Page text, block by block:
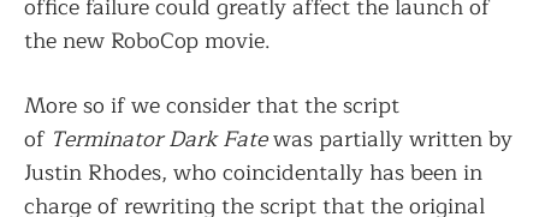
the new RoboCop movie.
More so if we consider that the script
of Terminator Dark Fatewas partially written by
Justin Rhodes, who coincidentally has been in
charge of rewriting the script that the original